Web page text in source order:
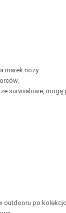
marek noży.
survivalowe, mogą
outdooru po